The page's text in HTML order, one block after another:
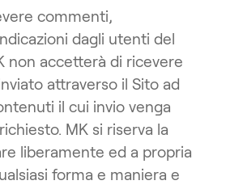
commenti,
dagli utenti del
non accetterà di ricevere
attraverso il Sito ad
il cui invio venga
MK si riserva la
liberamente ed a propria
forma e maniera e